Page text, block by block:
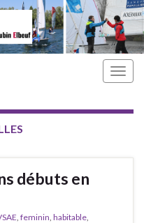
débuts en
feminin habitable